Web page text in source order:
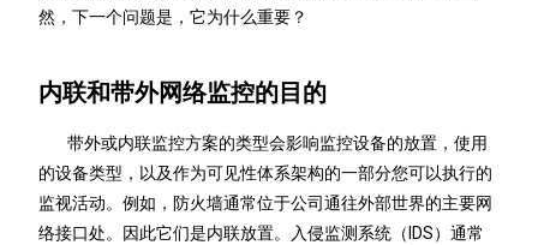
然，下一个问题是，它为什么重要？
内联和带外网络监控的目的
带外或内联监控方案的类型会影响监控设备的放置，使用
的设备类型，以及作为可见性体系架构的一部分您可以执行的
监视活动。例如，防火墙通常位于公司通往外部世界的主要网
络接口处。因此它们是内联放置。入侵监测系统（IDS）通常